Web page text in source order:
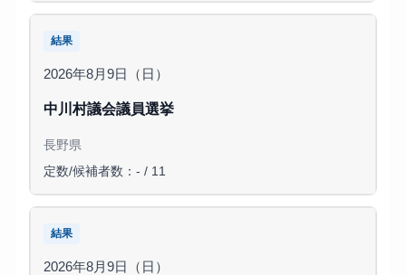
結果
2026年8月9日（日）
中川村議会議員選挙
長野県
定数/候補者数：- / 11
結果
2026年8月9日（日）